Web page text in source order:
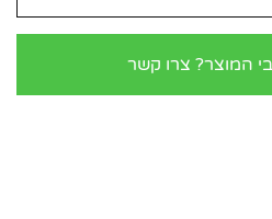
המוצר? צרו קשר